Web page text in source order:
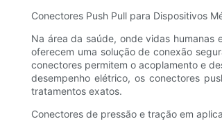
Conectores Push Pull para Dispositivos
Na área da saúde, onde vidas
oferecem uma solução de conexão
conectores permitem o acoplamento e
desempenho elétrico, os conectores
tratamentos exatos.
Conectores de pressão e tração em